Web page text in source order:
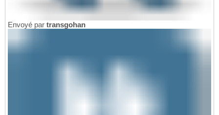
Envoyé par transgohan